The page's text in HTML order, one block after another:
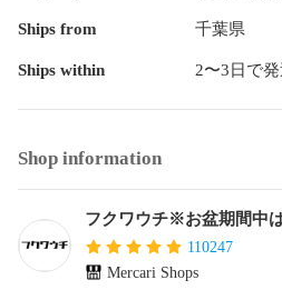
パー系 youtuber インフルエンサー
テン系 オーガニック系 芸能人 俳
かわいい系 ガーリー 個性派 フィ
さん系 オタク系 モード系 やりら
等の品を多数取り扱っています。
フォロー頂きますとフォローワー
ンや情報をお届けしております。
最安値セール
Ships from 千葉県
Ships within 2〜3日で
Shop information
フクワウチ※お盆期間中
110247
Mercari Shops